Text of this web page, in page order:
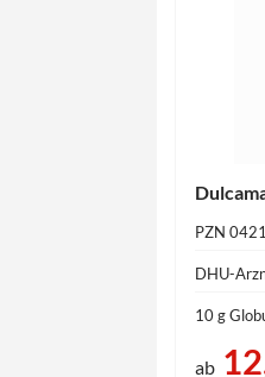
PZN
DHU-
10 g
ab